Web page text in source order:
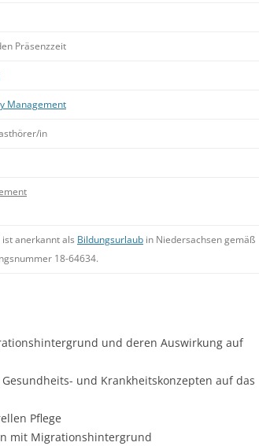
Präsenzzeit
Management
in
anerkannt als Bildungsurlaub in Niedersachsen gemäß
18-64634.
und deren Auswirkung auf
und Krankheitskonzepten auf das
Pflege
mit Migrationshintergrund